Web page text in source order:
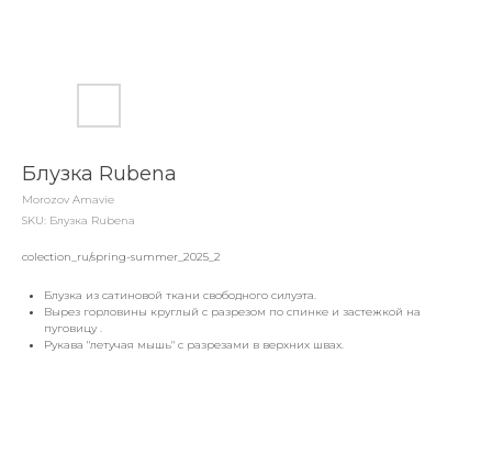
Блузка Rubena
Morozov Amavie
SKU: Блузка Rubena
colection_ru/spring-summer_2025_2
Блузка из сатиновой ткани свободного силуэта.
Вырез горловины круглый с разрезом по спинке и застежкой на
пуговицу .
Рукава "летучая мышь" с разрезами в верхних швах.